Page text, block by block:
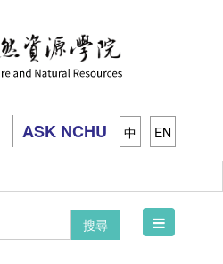
ASK NCHU 中 EN
搜尋
Toggle